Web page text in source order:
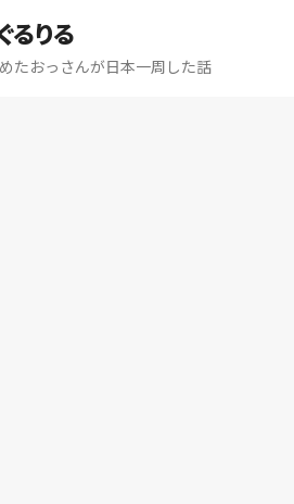
るりる
たおっさんが日本一周した話